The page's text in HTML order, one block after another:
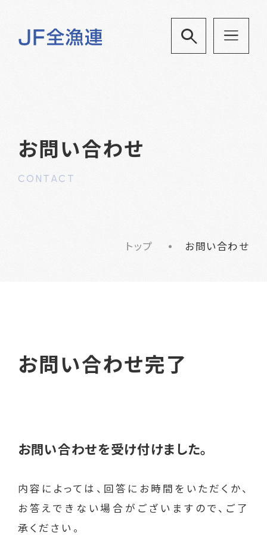
お問い合わせ
CONTACT
トップ お問い合わせ
お問い合わせ完了
お問い合わせを受け付けました。
内容によっては、回答にお時間をいただくか、
お答えできない場合がございますので、ご了
承ください。